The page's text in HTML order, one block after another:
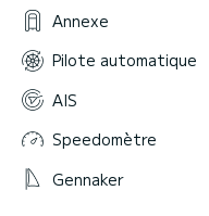
Annexe
Pilote automatique
AIS
Speedomètre
Gennaker